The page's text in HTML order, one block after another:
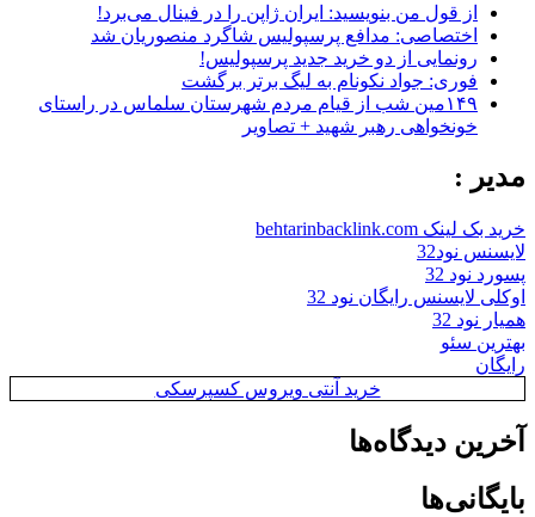
از قول من بنویسید: ایران ژاپن را در فینال می‌برد!
اختصاصی: مدافع پرسپولیس شاگرد منصوریان شد
رونمایی از دو خرید جدید پرسپولیس!
فوری: جواد نکونام به لیگ برتر برگشت
۱۴۹مین شب از قیام مردم شهرستان سلماس در راستای
خونخواهی رهبر شهید + تصاویر
مدیر :
خرید بک لینک behtarinbacklink.com
لایسنس نود32
پسورد نود 32
اوکلی لایسنس رایگان نود 32
همیار نود 32
بهترین سئو
رایگان
خرید آنتی ویروس کسپرسکی
آخرین دیدگاه‌ها
بایگانی‌ها